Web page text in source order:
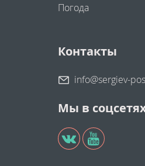
Погода
Контакты
info@sergiev-
Мы в